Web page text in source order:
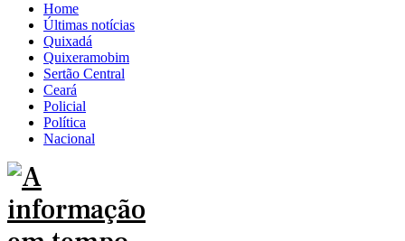
Home
Últimas notícias
Quixadá
Quixeramobim
Sertão Central
Ceará
Policial
Política
Nacional